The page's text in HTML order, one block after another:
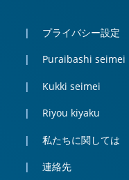
プライバシー設定
Puraibashi seimei
Kukki seimei
Riyou kiyaku
私たちに関しては
連絡先